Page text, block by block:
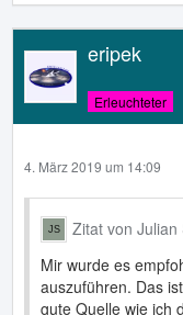
eripek
Erleuchteter
4. März 2019 um 14:09
Zitat von Julian
Mir wurde es
auszuführen. Das
gute Quelle wie ich